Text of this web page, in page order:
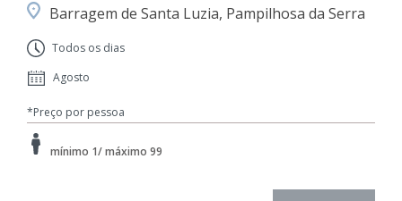
Barragem de Santa Luzia, Pampilhosa da Serra
Todos os dias
Agosto
*Preço por pessoa
mínimo 1/ máximo 99